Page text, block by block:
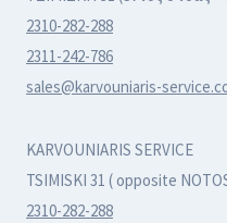
2310-282-288
2311-242-786
sales@karvouniaris-
KARVOUNIARIS SERVICE
TSIMISKI 31 ( opposite
2310-282-288